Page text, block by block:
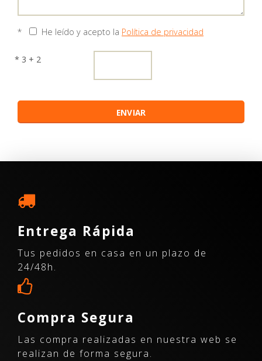
* He leído y acepto la Política de privacidad
* 3 + 2
Entrega Rápida
Tus pedidos en casa en un plazo de
24/48h.
Compra Segura
Las compra realizadas en nuestra web se
realizan de forma segura.